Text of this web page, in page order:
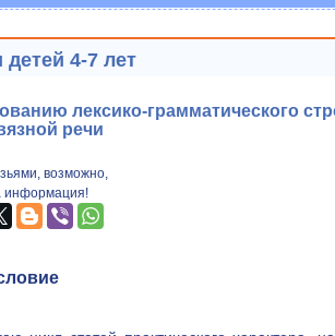
детей 4-7 лет
лексико-грамматического
речи
возможно,
информация!